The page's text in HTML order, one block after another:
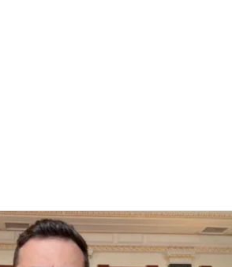
Зеленський про
санкції проти Росії й
Відео
долучаються до спільного проєкту